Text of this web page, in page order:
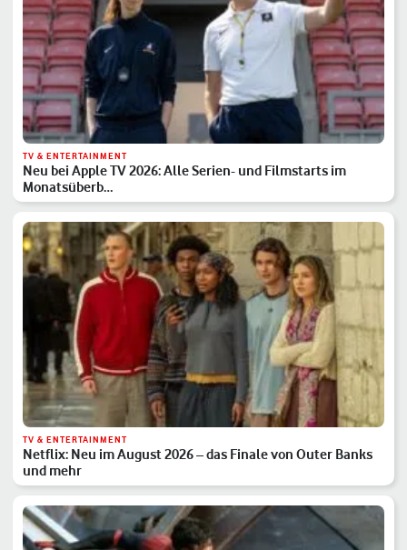
TV & ENTERTAINMENT
Neu bei Apple TV 2026: Alle Serien- und Filmstarts im
Monatsüberb…
TV & ENTERTAINMENT
Netflix: Neu im August 2026 – das Finale von Outer Banks
und mehr